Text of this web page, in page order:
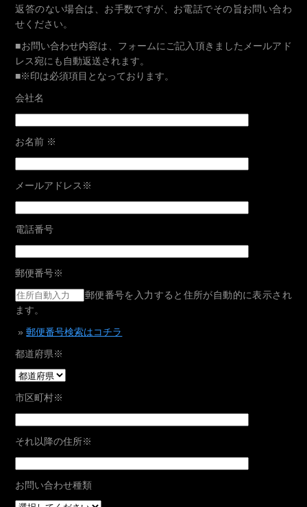
返答のない場合は、お手数ですが、お電話でその旨お問い合わ
せください。
■お問い合わせ内容は、フォームにご記入頂きましたメールアド
レス宛にも自動返送されます。
■※印は必須項目となっております。
会社名
お名前 ※
メールアドレス ※
電話番号
郵便番号※
郵便番号を入力すると住所が自動的に表示され
ます。
»郵便番号検索はコチラ
都道府県※
市区町村※
それ以降の住所※
お問い合わせ種類